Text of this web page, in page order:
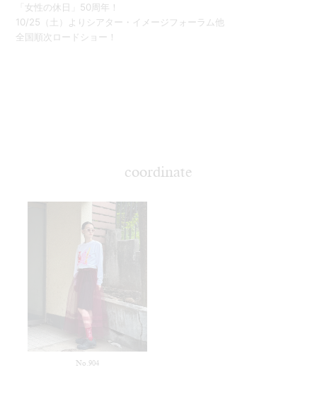
「女性の休日」50周年！
10/25（土）よりシアター・イメージフォーラム他
全国順次ロードショー！
coordinate
No.904